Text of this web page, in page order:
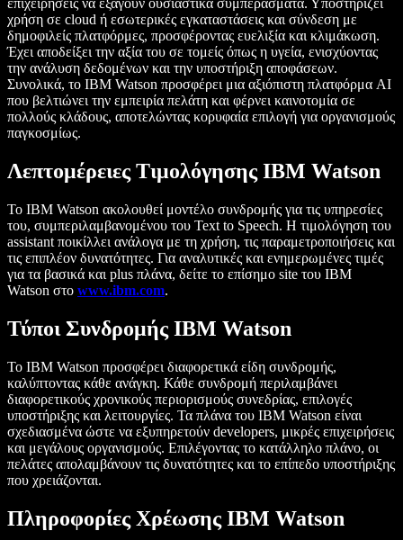
επιχειρήσεις να εξάγουν ουσιαστικά συμπεράσματα. Υποστηρίζει
χρήση σε cloud ή εσωτερικές εγκαταστάσεις και σύνδεση με
δημοφιλείς πλατφόρμες, προσφέροντας ευελιξία και κλιμάκωση.
Έχει αποδείξει την αξία του σε τομείς όπως η υγεία, ενισχύοντας
την ανάλυση δεδομένων και την υποστήριξη αποφάσεων.
Συνολικά, το IBM Watson προσφέρει μια αξιόπιστη πλατφόρμα AI
που βελτιώνει την εμπειρία πελάτη και φέρνει καινοτομία σε
πολλούς κλάδους, αποτελώντας κορυφαία επιλογή για οργανισμούς
παγκοσμίως.
Λεπτομέρειες Τιμολόγησης IBM Watson
Το IBM Watson ακολουθεί μοντέλο συνδρομής για τις υπηρεσίες
του, συμπεριλαμβανομένου του Text to Speech. Η τιμολόγηση του
assistant ποικίλλει ανάλογα με τη χρήση, τις παραμετροποιήσεις και
τις επιπλέον δυνατότητες. Για αναλυτικές και ενημερωμένες τιμές
για τα βασικά και plus πλάνα, δείτε το επίσημο site του IBM
Watson στο www.ibm.com.
Τύποι Συνδρομής IBM Watson
Το IBM Watson προσφέρει διαφορετικά είδη συνδρομής,
καλύπτοντας κάθε ανάγκη. Κάθε συνδρομή περιλαμβάνει
διαφορετικούς χρονικούς περιορισμούς συνεδρίας, επιλογές
υποστήριξης και λειτουργίες. Τα πλάνα του IBM Watson είναι
σχεδιασμένα ώστε να εξυπηρετούν developers, μικρές επιχειρήσεις
και μεγάλους οργανισμούς. Επιλέγοντας το κατάλληλο πλάνο, οι
πελάτες απολαμβάνουν τις δυνατότητες και το επίπεδο υποστήριξης
που χρειάζονται.
Πληροφορίες Χρέωσης IBM Watson